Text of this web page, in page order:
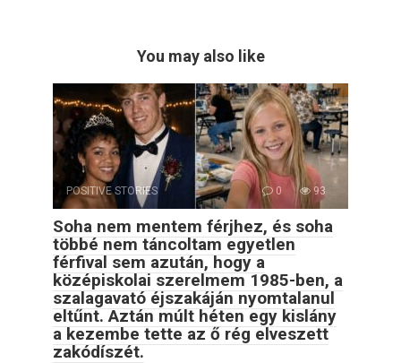
You may also like
POSITIVE STORIES 0 93
Soha nem mentem férjhez, és soha
többé nem táncoltam egyetlen
férfival sem azután, hogy a
középiskolai szerelmem 1985-ben, a
szalagavató éjszakáján nyomtalanul
eltűnt. Aztán múlt héten egy kislány
a kezembe tette az ő rég elveszett
zakódíszét.